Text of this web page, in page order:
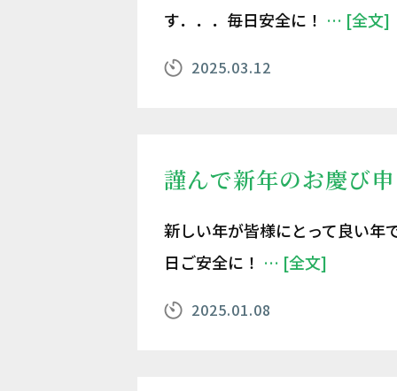
す．．．毎日安全に！ … [全文]
2025.03.12
謹んで新年のお慶び
新しい年が皆様にとって良い年
日ご安全に！ … [全文]
2025.01.08